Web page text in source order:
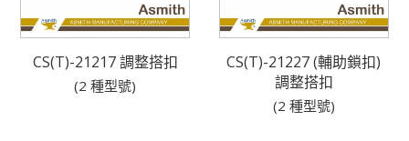
CS(T)-21217 調整搭扣
(2 種型號)
CS(T)-21227 (輔助鎖扣)
調整搭扣
(2 種型號)